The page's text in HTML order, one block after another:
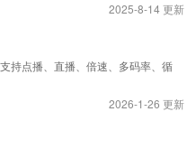
2025-8-14 更新
持点播、直播、倍速、多码率、循
2026-1-26 更新